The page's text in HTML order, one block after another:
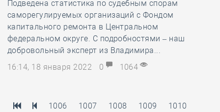
Подведена статистика по судебным спорам
саморегулируемых организаций с Фондом
капитального ремонта в Центральном
федеральном округе. С подробностями – наш
добровольный эксперт из Владимира...
16:14, 18 января 2022
0 1064
1006 1007 1008 1009
1010